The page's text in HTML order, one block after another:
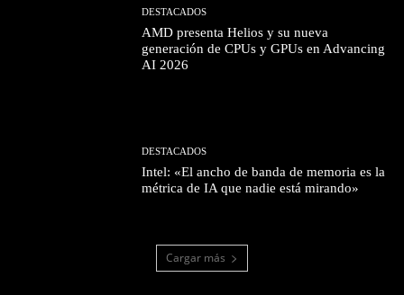
DESTACADOS
AMD presenta Helios y su nueva
generación de CPUs y GPUs en Advancing
AI 2026
DESTACADOS
Intel: «El ancho de banda de memoria es la
métrica de IA que nadie está mirando»
Cargar más